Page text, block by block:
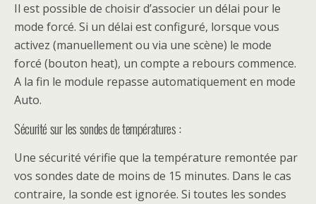
Il est possible de choisir d’associer un délai pour le
mode forcé. Si un délai est configuré, lorsque vous
activez (manuellement ou via une scène) le mode
forcé (bouton heat), un compte a rebours commence.
A la fin le module repasse automatiquement en mode
Auto.
Sécurité sur les sondes de températures :
Une sécurité vérifie que la température remontée par
vos sondes date de moins de 15 minutes. Dans le cas
contraire, la sonde est ignorée. Si toutes les sondes